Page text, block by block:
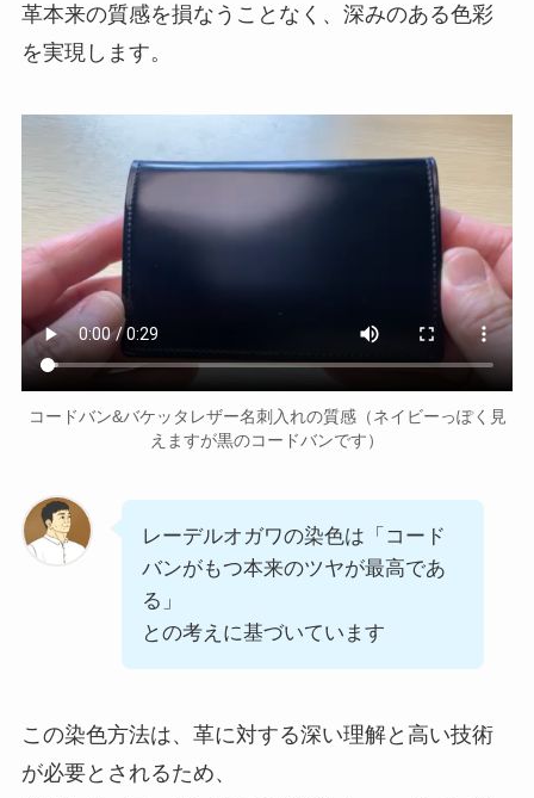
革本来の質感を損なうことなく、深みのある色彩
を実現します。
コードバン&バケッタレザー名刺入れの質感（ネイビーっぽく見
えますが黒のコードバンです）
レーデルオガワの染色は「コード
バンがもつ本来のツヤが最高であ
る」
との考えに基づいています
この染色方法は、革に対する深い理解と高い技術
が必要とされるため、